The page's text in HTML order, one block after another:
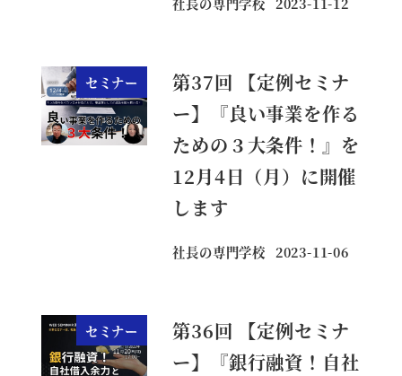
投稿日
セミナー
第37回 【定例セミナ
ー】『良い事業を作る
ための３大条件！』を
12月4日（月）に開催
します
社長の専門学校
投稿日
2023-11-06
セミナー
第36回 【定例セミナ
ー】『銀行融資！自社